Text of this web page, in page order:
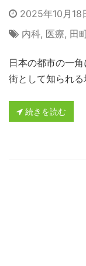
2025年10月18
内科, 医療, 田
日本の都市の一
街として知られる
続きを読む